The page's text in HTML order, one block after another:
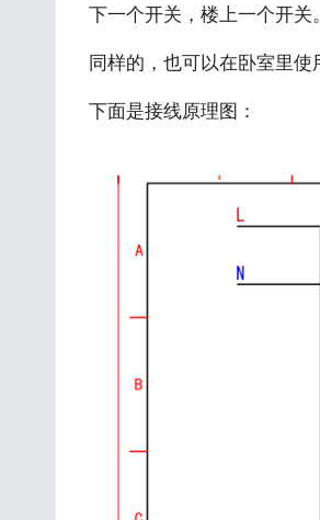
下一个开关，楼上一个开关
同样的，也可以在卧室里
下面是接线原理图：